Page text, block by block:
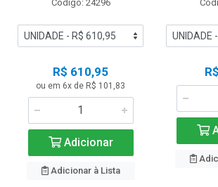
Código: 24296
R$ 610,95
ou em 6x de R$ 101,83
Adicionar
Adicionar à Lista